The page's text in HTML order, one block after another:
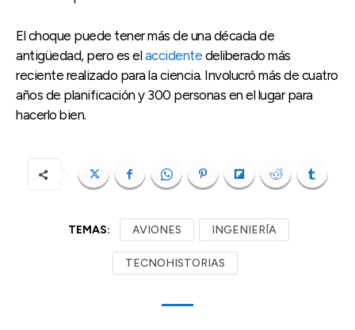
El choque puede tener más de una década de
antigüedad, pero es elaccidente deliberado más
reciente realizado para la ciencia. Involucró más de cuatro
años de planificación y 300 personas en el lugar para
hacerlo bien.
TEMAS: AVIONES INGENIERÍA
TECNOHISTORIAS